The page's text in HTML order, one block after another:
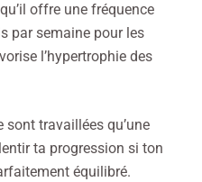
offre une fréquence
par semaine pour les
l’hypertrophie des
sont travaillées qu’une
ta progression si ton
équilibré.